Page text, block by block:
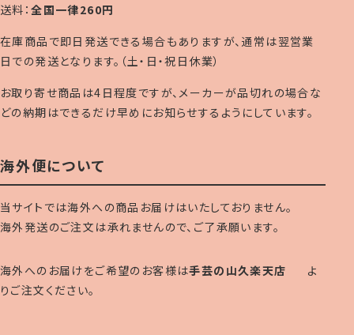
送料：全国一律260円
在庫商品で即日発送できる場合もありますが、通常は翌営業
日での発送となります。（土・日・祝日休業）
お取り寄せ商品は4日程度ですが、メーカーが品切れの場合な
どの納期はできるだけ早めにお知らせするようにしています。
海外便について
当サイトでは海外への商品お届けはいたしておりません。
海外発送のご注文は承れませんので、ご了承願います。
海外へのお届けをご希望のお客様は手芸の山久楽天店
よ
りご注文ください。